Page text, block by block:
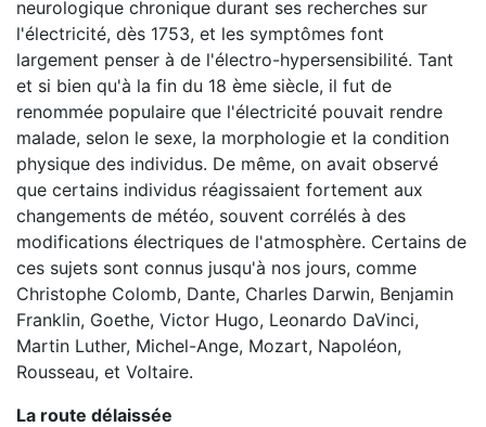
neurologique chronique durant ses recherches sur
l'électricité, dès 1753, et les symptômes font
largement penser à de l'électro-hypersensibilité. Tant
et si bien qu'à la fin du 18 ème siècle, il fut de
renommée populaire que l'électricité pouvait rendre
malade, selon le sexe, la morphologie et la condition
physique des individus. De même, on avait observé
que certains individus réagissaient fortement aux
changements de météo, souvent corrélés à des
modifications électriques de l'atmosphère. Certains de
ces sujets sont connus jusqu'à nos jours, comme
Christophe Colomb, Dante, Charles Darwin, Benjamin
Franklin, Goethe, Victor Hugo, Leonardo DaVinci,
Martin Luther, Michel-Ange, Mozart, Napoléon,
Rousseau, et Voltaire.
La route délaissée